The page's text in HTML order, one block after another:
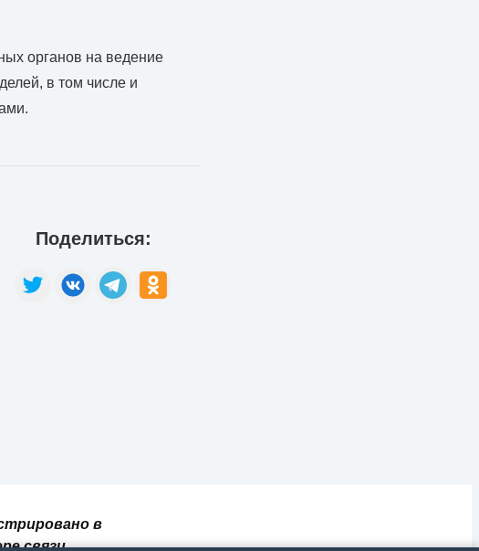
органов на ведение
в том числе и
Поделиться:
в
связи,